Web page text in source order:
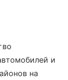
и
на